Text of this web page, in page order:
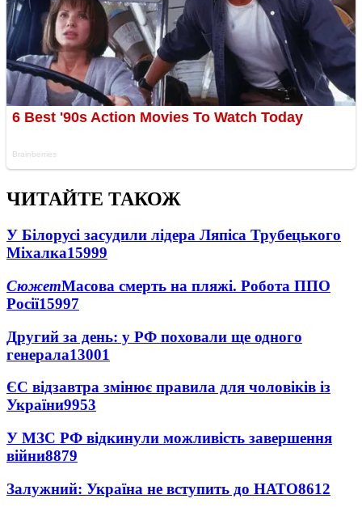
ЧИТАЙТЕ ТАКОЖ
У Білорусі засудили лідера Ляпіса Трубецького
Міхалка15999
СюжетМасова смерть на пляжі. Робота ППО
Росії15997
Другий за день: у РФ поховали ще одного
генерала13001
ЄС відзавтра змінює правила для чоловіків із
України9953
У МЗС РФ відкинули можливість завершення
війни8879
Залужний: Україна не вступить до НАТО8612